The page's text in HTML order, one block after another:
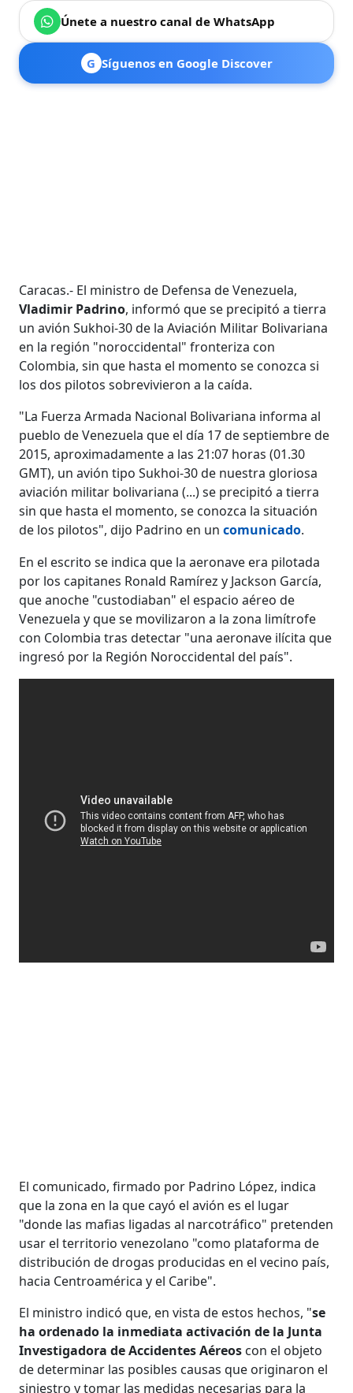
Únete a nuestro canal de WhatsApp
G Síguenos en Google Discover
Caracas.- El ministro de Defensa de Venezuela,
Vladimir Padrino, informó que se precipitó a tierra
un avión Sukhoi-30 de la Aviación Militar Bolivariana
en la región "noroccidental" fronteriza con
Colombia, sin que hasta el momento se conozca si
los dos pilotos sobrevivieron a la caída.
"La Fuerza Armada Nacional Bolivariana informa al
pueblo de Venezuela que el día 17 de septiembre de
2015, aproximadamente a las 21:07 horas (01.30
GMT), un avión tipo Sukhoi-30 de nuestra gloriosa
aviación militar bolivariana (...) se precipitó a tierra
sin que hasta el momento, se conozca la situación
de los pilotos", dijo Padrino en uncomunicado.
En el escrito se indica que la aeronave era pilotada
por los capitanes Ronald Ramírez y Jackson García,
que anoche "custodiaban" el espacio aéreo de
Venezuela y que se movilizaron a la zona limítrofe
con Colombia tras detectar "una aeronave ilícita que
ingresó por la Región Noroccidental del país".
El comunicado, firmado por Padrino López, indica
que la zona en la que cayó el avión es el lugar
"donde las mafias ligadas al narcotráfico" pretenden
usar el territorio venezolano "como plataforma de
distribución de drogas producidas en el vecino país,
hacia Centroamérica y el Caribe".
El ministro indicó que, en vista de estos hechos, "se
ha ordenado la inmediata activación de la Junta
Investigadora de Accidentes Aéreos con el objeto
de determinar las posibles causas que originaron el
siniestro y tomar las medidas necesarias para la